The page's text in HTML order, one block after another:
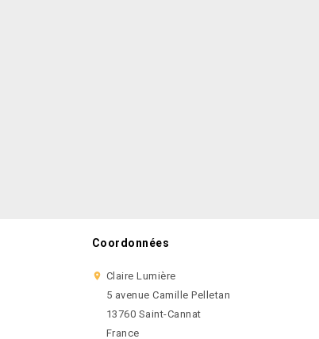
Coordonnées
 Claire Lumière
5 avenue Camille Pelletan
13760 Saint-Cannat
France